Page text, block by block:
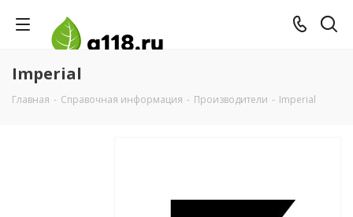
Imperial
Главная - Справочная информация - Производители - Imperial